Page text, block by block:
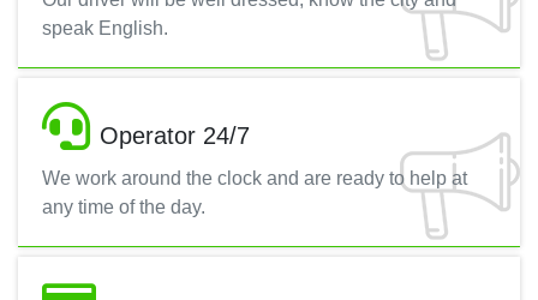
speak English.
Operator 24/7
We work around the clock and are ready to help at
any time of the day.